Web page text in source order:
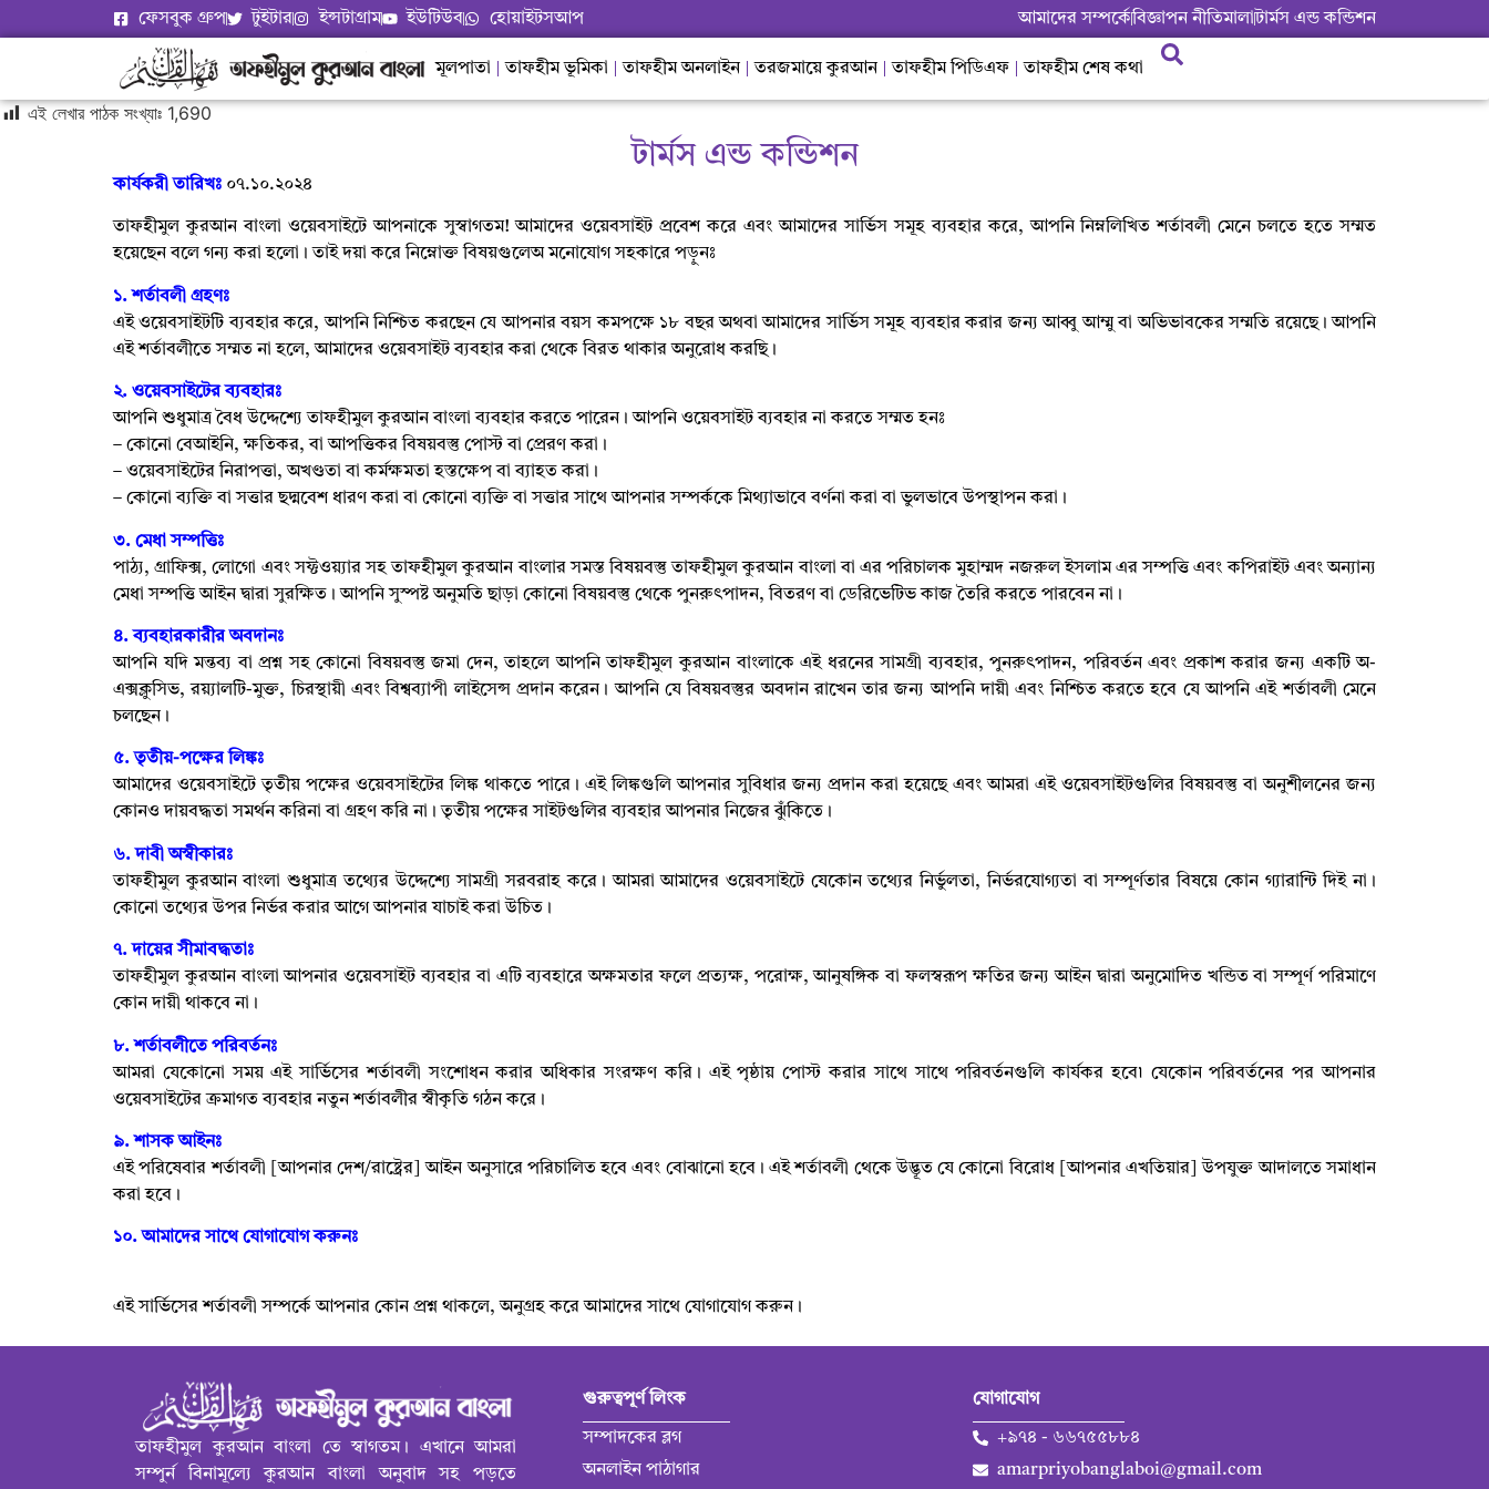
ফেসবুক গ্রুপ টুইটার ইন্সটাগ্রাম ইউটিউব হোয়াইটসআপ আমাদের সম্পর্কেবিজ্ঞাপন নীতিমালাটার্মস এন্ড কন্ডিশন
মূলপাতা তাফহীম ভূমিকা তাফহীম অনলাইন তরজমায়ে কুরআন তাফহীম পিডিএফ তাফহীম শেষ কথা
এই লেখার পাঠক সংখ্যাঃ 1,690
টার্মস এন্ড কন্ডিশন
কার্যকরী তারিখঃ ০৭.১০.২০২৪
তাফহীমুল কুরআন বাংলা ওয়েবসাইটে আপনাকে সুস্বাগতম! আমাদের ওয়েবসাইট প্রবেশ করে এবং আমাদের সার্ভিস সমূহ ব্যবহার করে,আপনি নিম্নলিখিত শর্তাবলী মেনে চলতে হতে সম্মত
হয়েছেন বলে গন্য করা হলো। তাই দয়া করে নিম্নোক্ত বিষয়গুলেঅ মনোযোগ সহকারে পড়ুনঃ
১.শর্তাবলী গ্রহণঃ
এই ওয়েবসাইটটি ব্যবহার করে,আপনি নিশ্চিত করছেন যে আপনার বয়স কমপক্ষে ১৮ বছর অথবা আমাদের সার্ভিস সমূহ ব্যবহার করার জন্য আব্বু আম্মু বা অভিভাবকের সম্মতি রয়েছে। আপনি
এই শর্তাবলীতে সম্মত না হলে,আমাদের ওয়েবসাইট ব্যবহার করা থেকে বিরত থাকার অনুরোধ করছি।
২. ওয়েবসাইটের ব্যবহারঃ
আপনি শুধুমাত্র বৈধ উদ্দেশ্যে তাফহীমুল কুরআন বাংলা ব্যবহার করতে পারেন। আপনি ওয়েবসাইট ব্যবহার না করতে সম্মত হনঃ
– কোনো বেআইনি,ক্ষতিকর,বা আপত্তিকর বিষয়বস্তু পোস্ট বা প্রেরণ করা।
– ওয়েবসাইটের নিরাপত্তা,অখণ্ডতা বা কর্মক্ষমতা হস্তক্ষেপ বা ব্যাহত করা।
– কোনো ব্যক্তি বা সত্তার ছদ্মবেশ ধারণ করা বা কোনো ব্যক্তি বা সত্তার সাথে আপনার সম্পর্ককে মিথ্যাভাবে বর্ণনা করা বা ভুলভাবে উপস্থাপন করা।
৩. মেধা সম্পত্তিঃ
পাঠ্য,গ্রাফিক্স,লোগো এবং সফ্টওয়্যার সহ তাফহীমুল কুরআন বাংলার সমস্ত বিষয়বস্তু তাফহীমুল কুরআন বাংলা বা এর পরিচালক মুহাম্মদ নজরুল ইসলাম এর সম্পত্তি এবং কপিরাইট এবং অন্যান্য
মেধা সম্পত্তি আইন দ্বারা সুরক্ষিত। আপনি সুস্পষ্ট অনুমতি ছাড়া কোনো বিষয়বস্তু থেকে পুনরুৎপাদন,বিতরণ বা ডেরিভেটিভ কাজ তৈরি করতে পারবেন না।
৪. ব্যবহারকারীর অবদানঃ
আপনি যদি মন্তব্য বা প্রশ্ন সহ কোনো বিষয়বস্তু জমা দেন,তাহলে আপনি তাফহীমুল কুরআন বাংলাকে এই ধরনের সামগ্রী ব্যবহার,পুনরুৎপাদন, পরিবর্তন এবং প্রকাশ করার জন্য একটি অ-
এক্সক্লুসিভ,রয়্যালটি-মুক্ত,চিরস্থায়ী এবং বিশ্বব্যাপী লাইসেন্স প্রদান করেন। আপনি যে বিষয়বস্তুর অবদান রাখেন তার জন্য আপনি দায়ী এবং নিশ্চিত করতে হবে যে আপনি এই শর্তাবলী মেনে
চলছেন।
৫. তৃতীয়-পক্ষের লিঙ্কঃ
আমাদের ওয়েবসাইটে তৃতীয় পক্ষের ওয়েবসাইটের লিঙ্ক থাকতে পারে। এই লিঙ্কগুলি আপনার সুবিধার জন্য প্রদান করা হয়েছে এবং আমরা এই ওয়েবসাইটগুলির বিষয়বস্তু বা অনুশীলনের জন্য
কোনও দায়বদ্ধতা সমর্থন করিনা বা গ্রহণ করি না। তৃতীয় পক্ষের সাইটগুলির ব্যবহার আপনার নিজের ঝুঁকিতে।
৬.দাবী অস্বীকারঃ
তাফহীমুল কুরআন বাংলা শুধুমাত্র তথ্যের উদ্দেশ্যে সামগ্রী সরবরাহ করে। আমরা আমাদের ওয়েবসাইটে যেকোন তথ্যের নির্ভুলতা,নির্ভরযোগ্যতা বা সম্পূর্ণতার বিষয়ে কোন গ্যারান্টি দিই না।
কোনো তথ্যের উপর নির্ভর করার আগে আপনার যাচাই করা উচিত।
৭.দায়ের সীমাবদ্ধতাঃ
তাফহীমুল কুরআন বাংলা আপনার ওয়েবসাইট ব্যবহার বা এটি ব্যবহারে অক্ষমতার ফলে প্রত্যক্ষ, পরোক্ষ,আনুষঙ্গিক বা ফলস্বরূপ ক্ষতির জন্য আইন দ্বারা অনুমোদিত খন্ডিত বা সম্পূর্ণ পরিমাণে
কোনদায়ী থাকবে না।
৮. শর্তাবলীতে পরিবর্তনঃ
আমরা যেকোনো সময় এই সার্ভিসের শর্তাবলী সংশোধন করার অধিকার সংরক্ষণ করি। এই পৃষ্ঠায় পোস্ট করার সাথে সাথে পরিবর্তনগুলি কার্যকর হবে৷ যেকোন পরিবর্তনের পর আপনার
ওয়েবসাইটের ক্রমাগত ব্যবহার নতুন শর্তাবলীর স্বীকৃতি গঠন করে।
৯.শাসক আইনঃ
এই পরিষেবার শর্তাবলী [আপনার দেশ/রাষ্ট্রের] আইন অনুসারে পরিচালিত হবে এবং বোঝানো হবে। এই শর্তাবলী থেকে উদ্ভূত যে কোনো বিরোধ [আপনার এখতিয়ার] উপযুক্ত আদালতে সমাধান
করা হবে।
১০.আমাদের সাথে যোগাযোগ করুনঃ
এই সার্ভিসের শর্তাবলী সম্পর্কে আপনার কোন প্রশ্ন থাকলে,অনুগ্রহ করে আমাদের সাথে যোগাযোগ করুন।
তাফহীমুল কুরআন বাংলা তে স্বাগতম। এখানে আমরা
সম্পুর্ন বিনামূল্যে কুরআন বাংলা অনুবাদ সহ পড়তে
গুরুত্বপূর্ণ লিংক
সম্পাদকের ব্লগ
অনলাইন পাঠাগার
যোগাযোগ
+৯৭৪ - ৬৬৭৫৫৮৮৪
amarpriyobanglaboi@gmail.com